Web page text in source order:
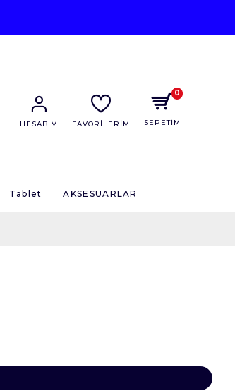
HESABIM FAVORİLERİM SEPETİM
0
Tablet AKSESUARLAR